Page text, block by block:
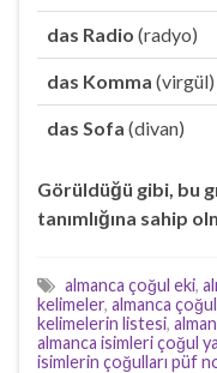
das Radio (radyo)
das Komma (virgül)
das Sofa (divan)
Görüldüğü gibi, bu
tanımlığına sahip
almanca çoğul eki,
kelimeler, almanca
kelimelerin listesi,
almanca isimleri çoğul
isimlerin çoğulları püf